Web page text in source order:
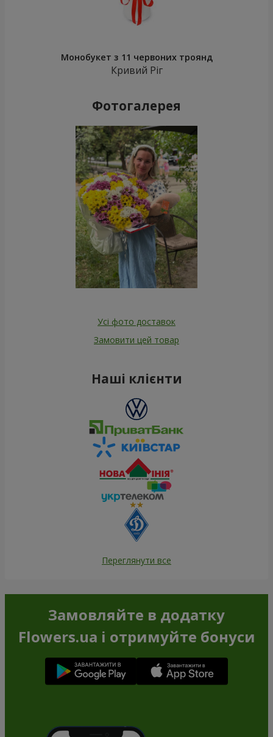
Монобукет з 11 червоних троянд
Кривий Ріг
Фотогалерея
Усі фото доставок
Замовити цей товар
Наші клієнти
Переглянути все
Замовляйте в додатку
Flowers.ua і отримуйте бонуси